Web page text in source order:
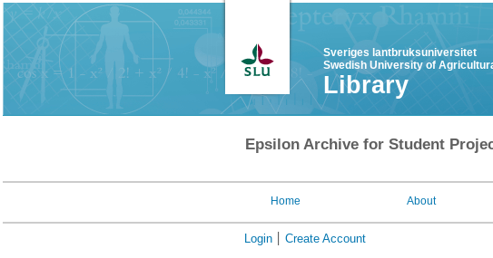
Sveriges lantbruksuniversitet
Swedish University of
Library
Epsilon Archive for Student
Home About
Login Create Account